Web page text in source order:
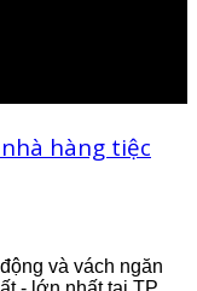
nhà hàng tiệc
và vách ngăn